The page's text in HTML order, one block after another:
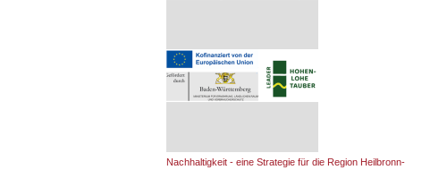
Nachhaltigkeit - eine Strategie für die Region Heilbronn-